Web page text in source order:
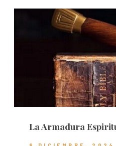
La Armadura